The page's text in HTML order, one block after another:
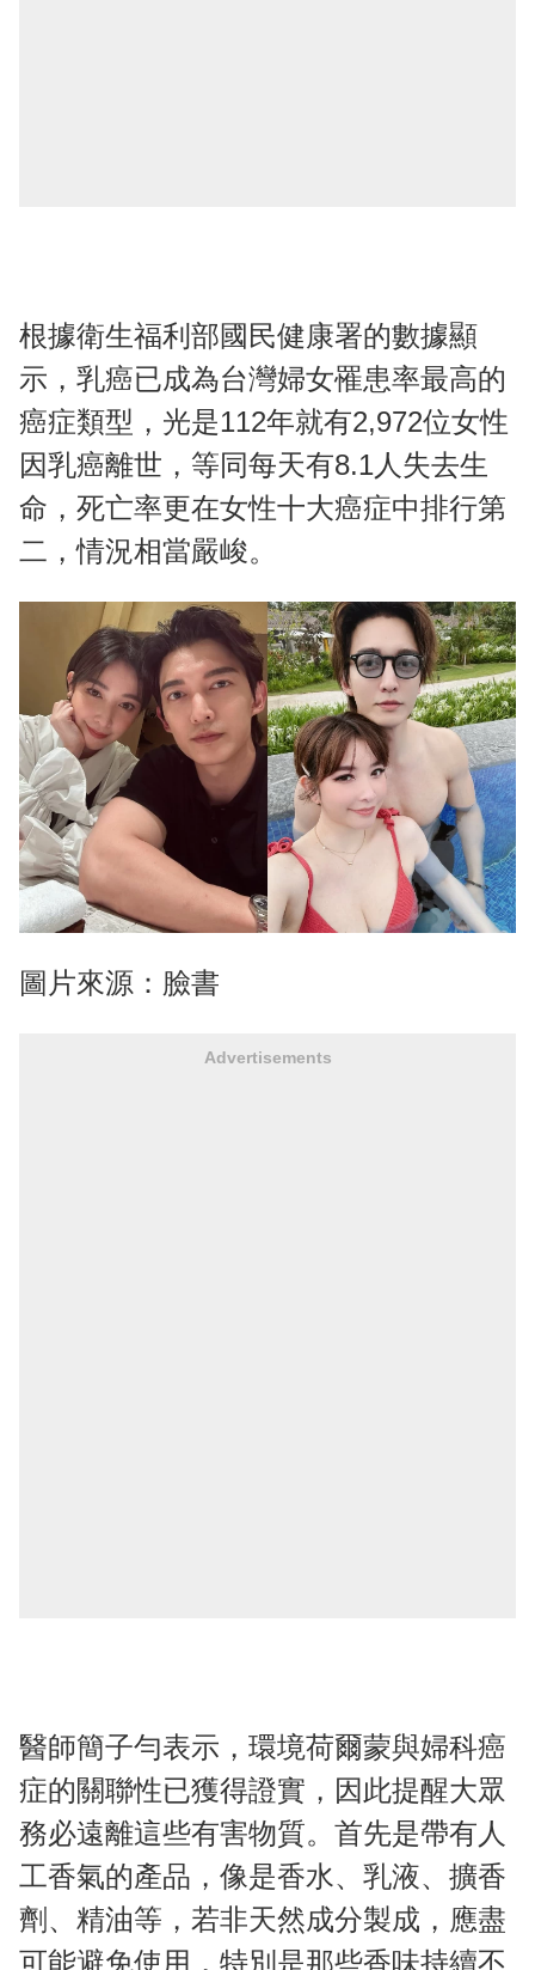
根據衛生福利部國民健康署的數據顯
示，乳癌已成為台灣婦女罹患率最高的
癌症類型，光是112年就有2,972位女性
因乳癌離世，等同每天有8.1人失去生
命，死亡率更在女性十大癌症中排行第
二，情況相當嚴峻。
圖片來源：臉書
Advertisements
醫師簡子勻表示，環境荷爾蒙與婦科癌
症的關聯性已獲得證實，因此提醒大眾
務必遠離這些有害物質。首先是帶有人
工香氣的產品，像是香水、乳液、擴香
劑、精油等，若非天然成分製成，應盡
可能避免使用，特別是那些香味持續不